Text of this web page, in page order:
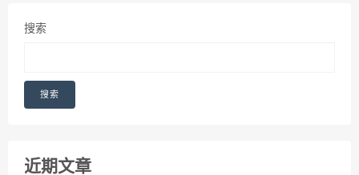
搜索
搜索
近期文章